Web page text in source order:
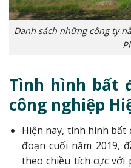
Danh sách những công ty
Tình hình bất
công nghiệp
Hiện nay, tình hình bất
đoạn cuối năm 2019,
theo chiều tích cực với